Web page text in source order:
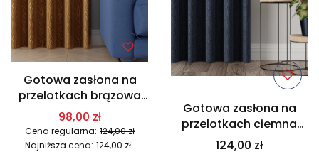
Gotowa zasłona na
przelotkach brązowa
rozmiar 140x250 cm
MAG671
98,00 zł
Cena regularna: 124,00 zł
Najniższa cena: 124,00 zł
Gotowa zasłona na
przelotkach ciemna
niebieska rozmiar
140x250 cm MAG671
124,00 zł